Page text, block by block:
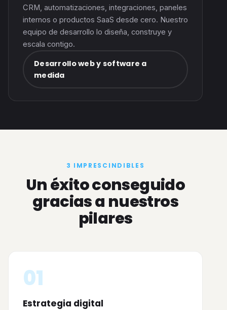
CRM, automatizaciones, integraciones, paneles
internos o productos SaaS desde cero. Nuestro
equipo de desarrollo lo diseña, construye y
escala contigo.
Desarrollo web y software a
medida
3 IMPRESCINDIBLES
Un éxito conseguido
gracias a nuestros
pilares
01
Estrategia digital